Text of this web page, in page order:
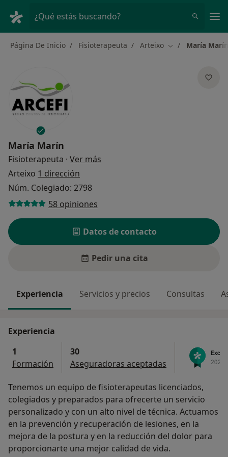
¿Qué estás buscando?
Página De Inicio Fisioterapeuta Arteixo Cambiar deMaría Marín
María Marín
Fisioterapeuta · Ver más
Arteixo 1 dirección
Núm. Colegiado: 2798
58 opiniones
Datos de contacto
Pedir una cita
Experiencia Servicios y precios Consultas
Experiencia
1
Formación
30
Aseguradoras aceptadas
Tenemos un equipo de fisioterapeutas licenciados,
colegiados y preparados para ofrecerte un servicio
personalizado y con un alto nivel de técnica. Actuamos
en la prevención y recuperación de lesiones, en la
mejora de la postura y en la reducción del dolor para
proporcionarte una mejor calidad de vida.